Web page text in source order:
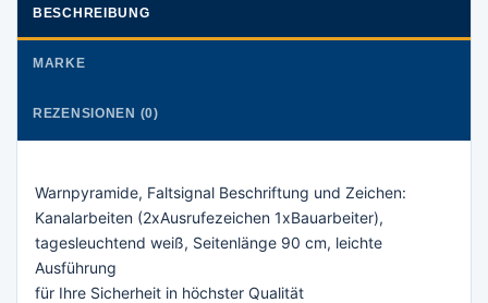
BESCHREIBUNG
MARKE
REZENSIONEN (0)
Warnpyramide, Faltsignal Beschriftung und Zeichen:
Kanalarbeiten (2xAusrufezeichen 1xBauarbeiter),
tagesleuchtend weiß, Seitenlänge 90 cm, leichte
Ausführung
für Ihre Sicherheit in höchster Qualität